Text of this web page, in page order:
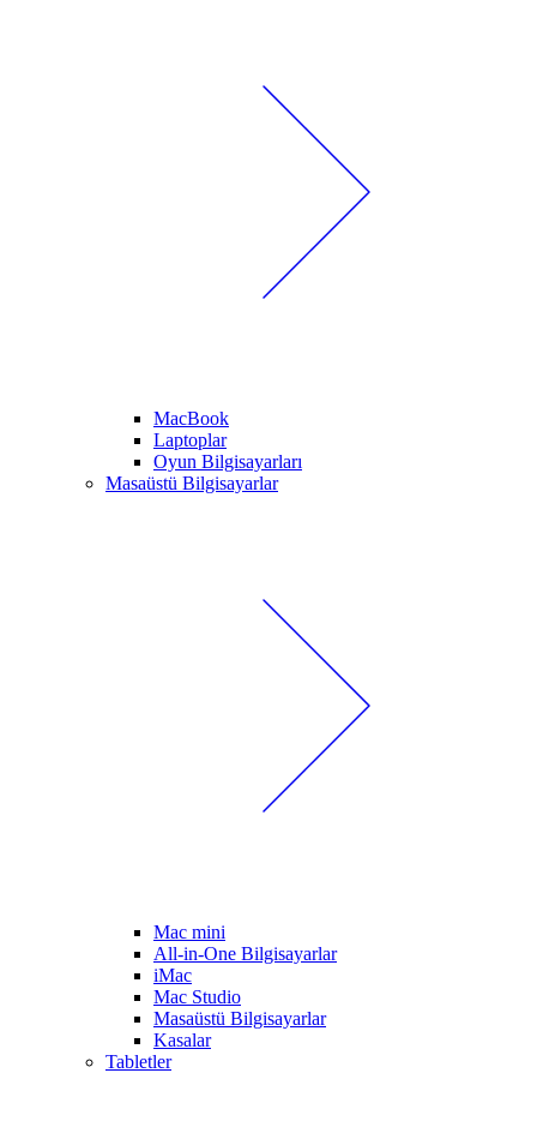
MacBook
Laptoplar
Oyun Bilgisayarları
Masaüstü Bilgisayarlar
Mac mini
All-in-One Bilgisayarlar
iMac
Mac Studio
Masaüstü Bilgisayarlar
Kasalar
Tabletler